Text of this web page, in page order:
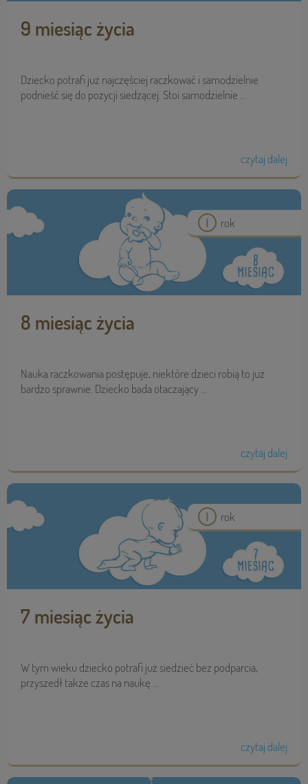
9 miesiąc życia
Dziecko potrafi już najczęściej raczkować i samodzielnie
podnieść się do pozycji siedzącej. Stoi samodzielnie ...
czytaj dalej
rok
8 miesiąc życia
Nauka raczkowania postępuje, niektóre dzieci robią to już
bardzo sprawnie. Dziecko bada otaczający ...
czytaj dalej
rok
7 miesiąc życia
W tym wieku dziecko potrafi już siedzieć bez podparcia,
przyszedł także czas na naukę ...
czytaj dalej